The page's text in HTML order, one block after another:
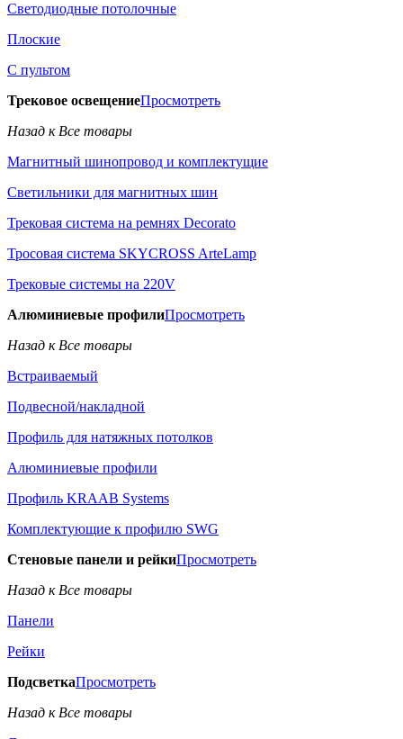
Светодиодные потолочные
Плоские
С пультом
Трековое освещениеПросмотреть
Назад к Все товары
Магнитный шинопровод и комплектущие
Светильники для магнитных шин
Трековая система на ремнях Decorato
Тросовая система SKYCROSS ArteLamp
Трековые системы на 220V
Алюминиевые профилиПросмотреть
Назад к Все товары
Встраиваемый
Подвесной/накладной
Профиль для натяжных потолков
Алюминиевые профили
Профиль KRAAB Systems
Комплектующие к профилю SWG
Стеновые панели и рейкиПросмотреть
Назад к Все товары
Панели
Рейки
ПодсветкаПросмотреть
Назад к Все товары